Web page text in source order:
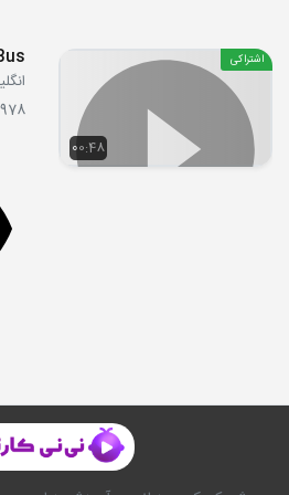
00:48
اشتراکی
978